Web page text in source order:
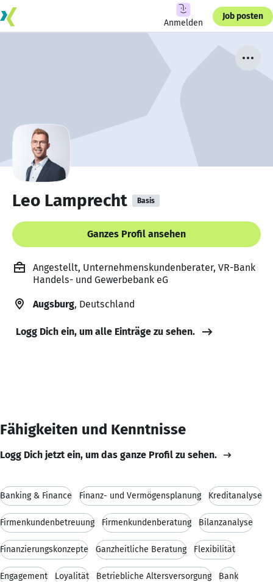
Anmelden
Job posten
Leo Lamprecht Basis
Ganzes Profil ansehen
Angestellt, Unternehmenskundenberater, VR-Bank
Handels- und Gewerbebank eG
Augsburg, Deutschland
Logg Dich ein, um alle Einträge zu sehen.
Fähigkeiten und Kenntnisse
Logg Dich jetzt ein, um das ganze Profil zu sehen.
Banking & Finance Finanz- und Vermögensplanung Kreditanalyse
Firmenkundenbetreuung Firmenkundenberatung Bilanzanalyse
Finanzierungskonzepte Ganzheitliche Beratung Flexibilität
Engagement Loyalität Betriebliche Altersversorgung Bank